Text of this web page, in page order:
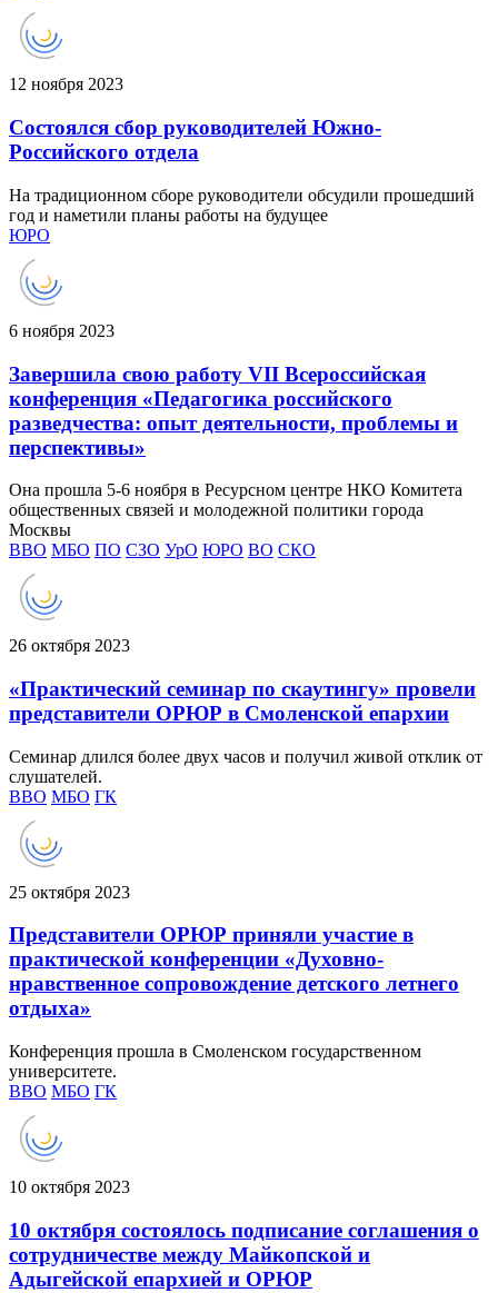
12 ноября 2023
Состоялся сбор руководителей Южно-
Российского отдела
На традиционном сборе руководители обсудили прошедший
год и наметили планы работы на будущее
ЮРО
6 ноября 2023
Завершила свою работу VII Всероссийская
конференция «Педагогика российского
разведчества: опыт деятельности, проблемы и
перспективы»
Она прошла 5-6 ноября в Ресурсном центре НКО Комитета
общественных связей и молодежной политики города
Москвы
ВВО МБО ПО СЗО УрО ЮРО ВО СКО
26 октября 2023
«Практический семинар по скаутингу» провели
представители ОРЮР в Смоленской епархии
Семинар длился более двух часов и получил живой отклик от
слушателей.
ВВО МБО ГК
25 октября 2023
Представители ОРЮР приняли участие в
практической конференции «Духовно-
нравственное сопровождение детского летнего
отдыха»
Конференция прошла в Смоленском государственном
университете.
ВВО МБО ГК
10 октября 2023
10 октября состоялось подписание соглашения о
сотрудничестве между Майкопской и
Адыгейской епархией и ОРЮР